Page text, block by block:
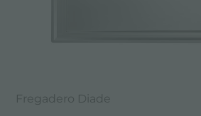
Fregadero Diade